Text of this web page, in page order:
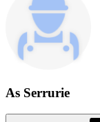
As Serrurie